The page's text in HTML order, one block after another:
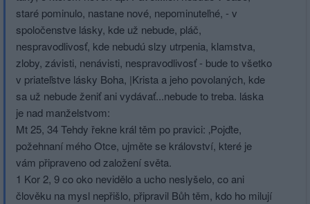
staré pominulo, nastane nové, nepominuteľné, - v
spoločenstve lásky, kde už nebude, pláč,
nespravodlivosť, kde nebudú slzy utrpenia, klamstva,
zloby, závisti, nenávisti, nespravodlivosť - bude to všetko
v priateľstve lásky Boha, |Krista a jeho povolaných, kde
sa už nebude ženiť ani vydávať...nebude to treba. láska
je nad manželstvom:
Mt 25, 34 Tehdy řekne král těm po pravici: ‚Pojďte,
požehnaní mého Otce, ujměte se království, které je
vám připraveno od založení světa.
1 Kor 2, 9 co oko nevidělo a ucho neslyšelo, co ani
člověku na mysl nepřišlo, připravil Bůh těm, kdo ho milují